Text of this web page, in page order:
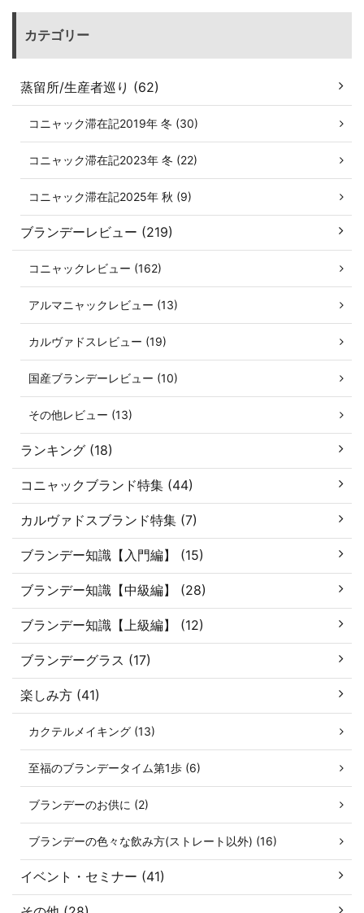
カテゴリー
蒸留所/生産者巡り (62)
コニャック滞在記2019年 冬 (30)
コニャック滞在記2023年 冬 (22)
コニャック滞在記2025年 秋 (9)
ブランデーレビュー (219)
コニャックレビュー (162)
アルマニャックレビュー (13)
カルヴァドスレビュー (19)
国産ブランデーレビュー (10)
その他レビュー (13)
ランキング (18)
コニャックブランド特集 (44)
カルヴァドスブランド特集 (7)
ブランデー知識【入門編】 (15)
ブランデー知識【中級編】 (28)
ブランデー知識【上級編】 (12)
ブランデーグラス (17)
楽しみ方 (41)
カクテルメイキング (13)
至福のブランデータイム第1歩 (6)
ブランデーのお供に (2)
ブランデーの色々な飲み方(ストレート以外) (16)
イベント・セミナー (41)